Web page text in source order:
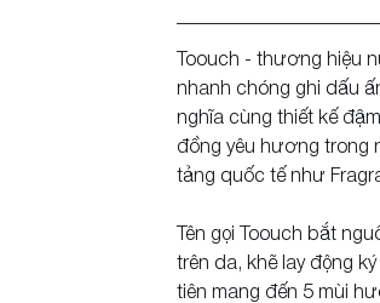
Toouch - thương hiệu
nhanh chóng ghi dấu
nghĩa cùng thiết kế
đồng yêu hương trong
tảng quốc tế như
Tên gọi Toouch bắt
trên da, khẽ lay động
tiên mang đến 5 mùi